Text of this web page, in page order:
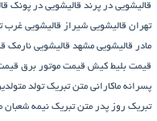
قالیشویی در پرند قالیشویی در پونک
تهران قالیشویی شیراز قالیشویی غرب
مادر قالیشویی مشهد قالیشویی نارمک
قیمت بلیط کیش قیمت موتور برق
پسرانه ماکارانی متن تبریک تولد
تبریک روز پدر متن تبریک نیمه شعبان